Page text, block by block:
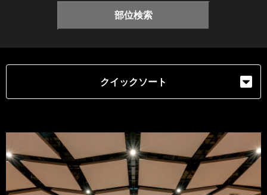
部位検索
クイックソート